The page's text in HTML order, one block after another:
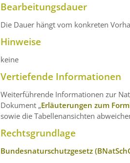
Bearbeitungsdauer
Die Dauer hängt vom konkreten
Hinweise
keine
Vertiefende Informationen
Weiterführende Informationen zur
Dokument „Erläuterungen zum
sowie die Tabellenansichten
Rechtsgrundlage
Bundesnaturschutzgesetz